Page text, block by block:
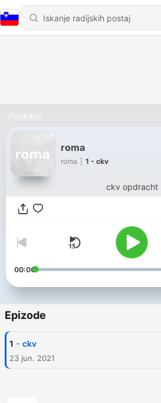
Podkasti
roma
roma 1 - ckv
ckv opdracht
00:00
Epizode
1 - ckv
23 jun. 2021